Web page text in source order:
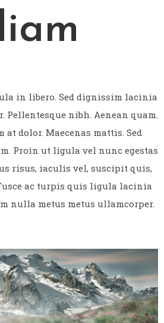
in libero. Sed dignissim lacinia
Pellentesque nibh. Aenean quam.
at dolor. Maecenas mattis. Sed
Proin ut ligula vel nunc egestas
risus, iaculis vel, suscipit quis,
ac turpis quis ligula lacinia
nulla metus metus ullamcorper.